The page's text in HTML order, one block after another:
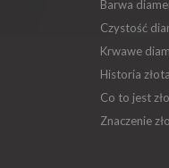
Barwa
Czystość
Krwawe
Historia złota
Co to jest
Znaczenie